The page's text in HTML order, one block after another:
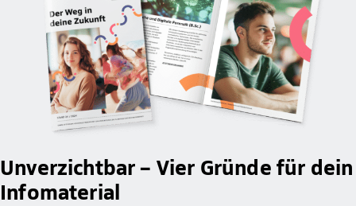
Unverzichtbar – Vier Gründe für dein
Infomaterial